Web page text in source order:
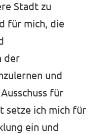
Stadt zu
für mich, die
der
und
für
setze ich mich für
ein und